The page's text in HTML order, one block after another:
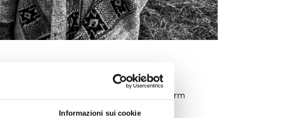
Informazioni sui cookie
Photo 2024 nella categoria long-term